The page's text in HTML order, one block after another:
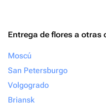
Entrega de flores a otras
Moscú
San Petersburgo
Volgogrado
Briansk